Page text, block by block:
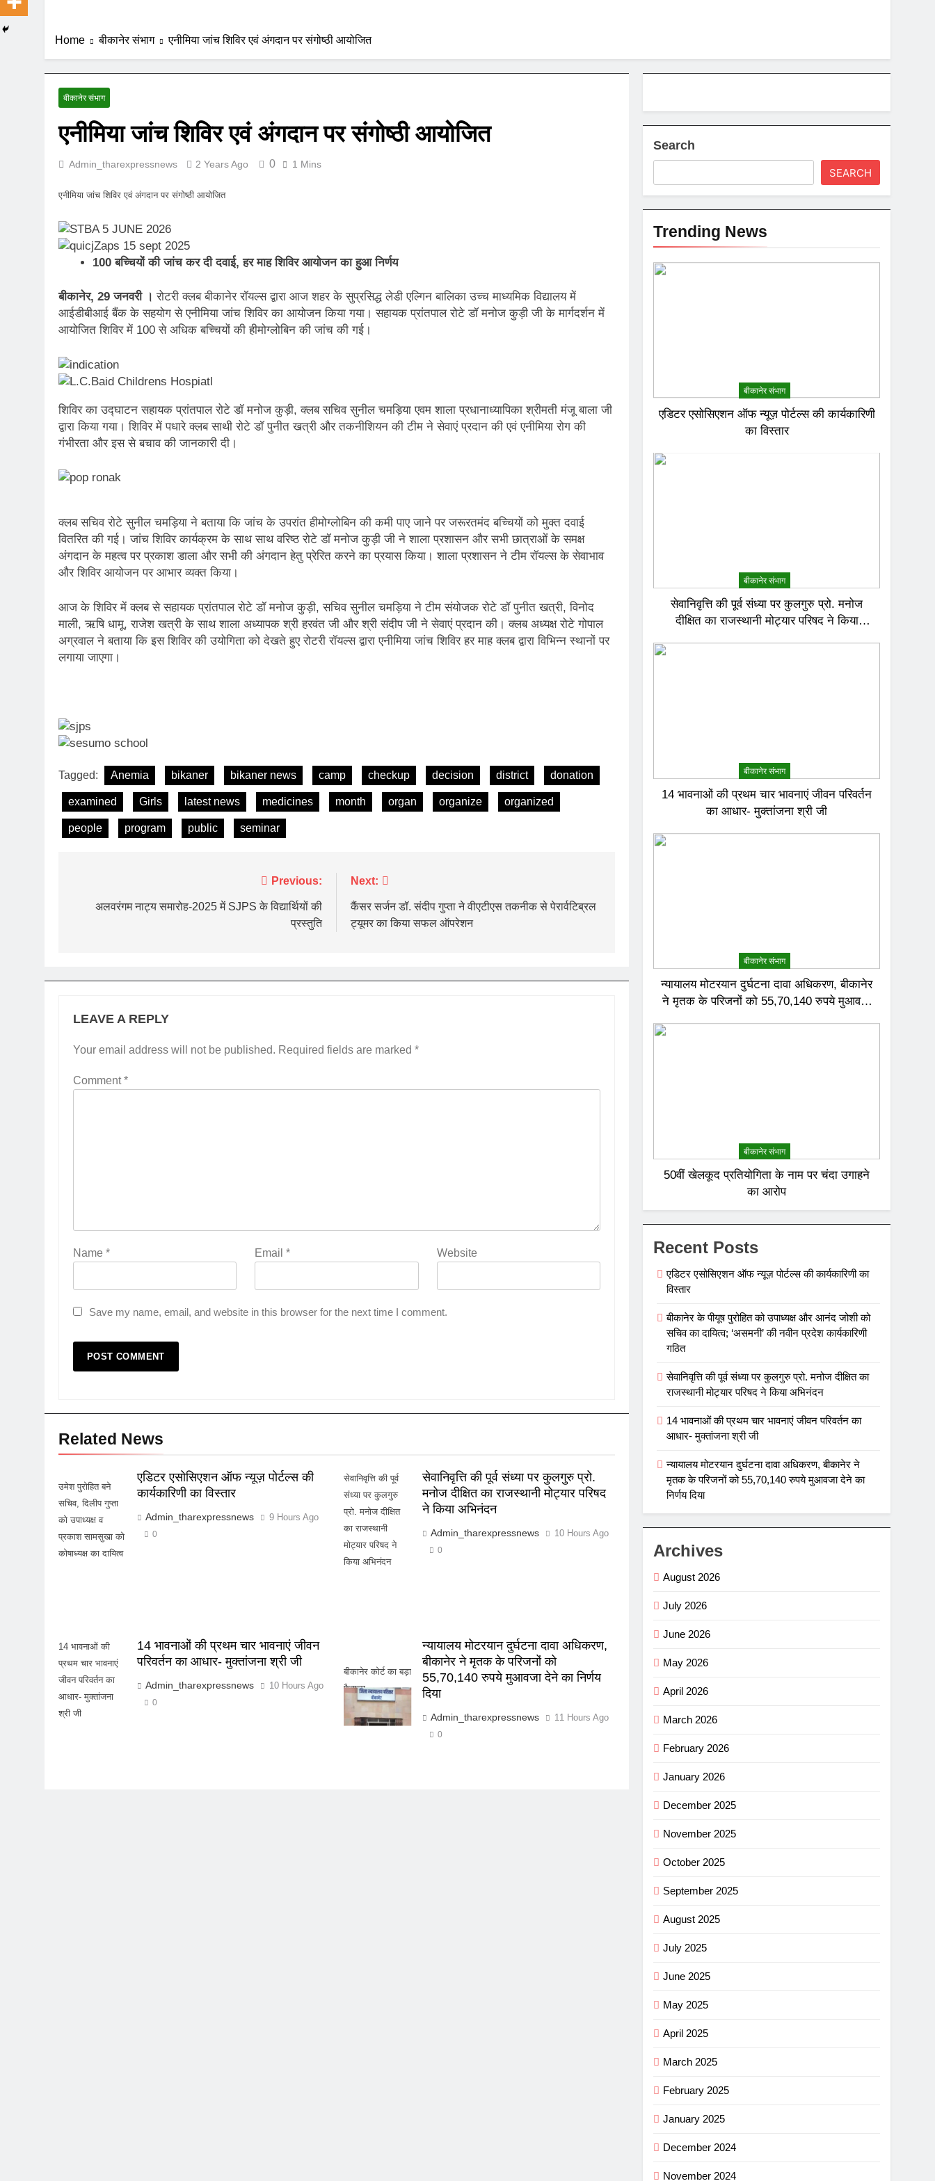
Home बीकानेर संभाग एनीमिया जांच शिविर एवं अंगदान पर संगोष्ठी आयोजित
बीकानेर संभाग
एनीमिया जांच शिविर एवं अंगदान पर संगोष्ठी आयोजित
Admin_tharexpressnews 2 Years Ago 0 1 Mins
एनीमिया जांच शिविर एवं अंगदान पर संगोष्ठी आयोजित
100 बच्चियों की जांच कर दी दवाई, हर माह शिविर आयोजन का हुआ निर्णय
बीकानेर, 29 जनवरी । रोटरी क्लब बीकानेर रॉयल्स द्वारा आज शहर के सुप्रसिद्ध लेडी एल्गिन बालिका उच्च माध्यमिक विद्यालय में
आईडीबीआई बैंक के सहयोग से एनीमिया जांच शिविर का आयोजन किया गया। सहायक प्रांतपाल रोटे डॉ मनोज कुड़ी जी के मार्गदर्शन में
आयोजित शिविर में 100 से अधिक बच्चियों की हीमोग्लोबिन की जांच की गई।
शिविर का उद्घाटन सहायक प्रांतपाल रोटे डॉ मनोज कुड़ी, क्लब सचिव सुनील चमड़िया एवम शाला प्रधानाध्यापिका श्रीमती मंजू बाला जी
द्वारा किया गया। शिविर में पधारे क्लब साथी रोटे डॉ पुनीत खत्री और तकनीशियन की टीम ने सेवाएं प्रदान की एवं एनीमिया रोग की
गंभीरता और इस से बचाव की जानकारी दी।
क्लब सचिव रोटे सुनील चमड़िया ने बताया कि जांच के उपरांत हीमोग्लोबिन की कमी पाए जाने पर जरूरतमंद बच्चियों को मुक्त दवाई
वितरित की गई। जांच शिविर कार्यक्रम के साथ साथ वरिष्ठ रोटे डॉ मनोज कुड़ी जी ने शाला प्रशासन और सभी छात्राओं के समक्ष
अंगदान के महत्व पर प्रकाश डाला और सभी की अंगदान हेतु प्रेरित करने का प्रयास किया। शाला प्रशासन ने टीम रॉयल्स के सेवाभाव
और शिविर आयोजन पर आभार व्यक्त किया।
आज के शिविर में क्लब से सहायक प्रांतपाल रोटे डॉ मनोज कुड़ी, सचिव सुनील चमड़िया ने टीम संयोजक रोटे डॉ पुनीत खत्री, विनोद
माली, ऋषि धामू, राजेश खत्री के साथ शाला अध्यापक श्री हरवंत जी और श्री संदीप जी ने सेवाएं प्रदान की। क्लब अध्यक्ष रोटे गोपाल
अग्रवाल ने बताया कि इस शिविर की उयोगिता को देखते हुए रोटरी रॉयल्स द्वारा एनीमिया जांच शिविर हर माह क्लब द्वारा विभिन्न स्थानों पर
लगाया जाएगा।
Tagged: Anemia bikaner bikaner news camp checkup decision district donation
examined Girls latest news medicines month organ organize organized
people program public seminar
navigation
Previous:
अलवरंगम नाट्य समारोह-2025 में SJPS के विद्यार्थियों की
प्रस्तुति
Next:
कैंसर सर्जन डॉ. संदीप गुप्ता ने वीएटीएस तकनीक से पेरार्वटिब्रल
ट्यूमर का किया सफल ऑपरेशन
LEAVE A REPLY
Your email address will not be published. Required fields are marked *
Comment*
Name * Email* Website
Save my name, email, and website in this browser for the next time I comment.
Related News
उमेश पुरोहित बने
सचिव, दिलीप गुप्ता
को उपाध्यक्ष व
प्रकाश सामसुखा को
कोषाध्यक्ष का दायित्व
एडिटर एसोसिएशन ऑफ न्यूज़ पोर्टल्स की
कार्यकारिणी का विस्तार
Admin_tharexpressnews 9 Hours Ago
0
सेवानिवृत्ति की पूर्व
संध्या पर कुलगुरु
प्रो. मनोज दीक्षित
का राजस्थानी
मोट्यार परिषद ने
किया अभिनंदन
सेवानिवृत्ति की पूर्व संध्या पर कुलगुरु प्रो.
मनोज दीक्षित का राजस्थानी मोट्यार परिषद
ने किया अभिनंदन
Admin_tharexpressnews 10 Hours Ago
0
14 भावनाओं की
प्रथम चार भावनाएं
जीवन परिवर्तन का
आधार- मुक्तांजना
श्री जी
14 भावनाओं की प्रथम चार भावनाएं जीवन
परिवर्तन का आधार- मुक्तांजना श्री जी
Admin_tharexpressnews 10 Hours Ago
0
बीकानेर कोर्ट का बड़ा
फैसला
न्यायालय मोटरयान दुर्घटना दावा अधिकरण,
बीकानेर ने मृतक के परिजनों को
55,70,140 रुपये मुआवजा देने का निर्णय
दिया
Admin_tharexpressnews 11 Hours Ago
0
Search
SEARCH
Trending News
बीकानेर संभाग
एडिटर एसोसिएशन ऑफ न्यूज़ पोर्टल्स की कार्यकारिणी
का विस्तार
बीकानेर संभाग
सेवानिवृत्ति की पूर्व संध्या पर कुलगुरु प्रो. मनोज
दीक्षित का राजस्थानी मोट्यार परिषद ने किया
बीकानेर संभाग
14 भावनाओं की प्रथम चार भावनाएं जीवन परिवर्तन
का आधार- मुक्तांजना श्री जी
बीकानेर संभाग
न्यायालय मोटरयान दुर्घटना दावा अधिकरण, बीकानेर
ने मृतक के परिजनों को 55,70,140 रुपये मुआवजा
बीकानेर संभाग
50वीं खेलकूद प्रतियोगिता के नाम पर चंदा उगाहने
का आरोप
Recent Posts
एडिटर एसोसिएशन ऑफ न्यूज़ पोर्टल्स की कार्यकारिणी का
विस्तार
बीकानेर के पीयूष पुरोहित को उपाध्यक्ष और आनंद जोशी को
सचिव का दायित्व; ‘असमनी’ की नवीन प्रदेश कार्यकारिणी
गठित
सेवानिवृत्ति की पूर्व संध्या पर कुलगुरु प्रो. मनोज दीक्षित का
राजस्थानी मोट्यार परिषद ने किया अभिनंदन
14 भावनाओं की प्रथम चार भावनाएं जीवन परिवर्तन का
आधार- मुक्तांजना श्री जी
न्यायालय मोटरयान दुर्घटना दावा अधिकरण, बीकानेर ने
मृतक के परिजनों को 55,70,140 रुपये मुआवजा देने का
निर्णय दिया
Archives
August 2026
July 2026
June 2026
May 2026
April 2026
March 2026
February 2026
January 2026
December 2025
November 2025
October 2025
September 2025
August 2025
July 2025
June 2025
May 2025
April 2025
March 2025
February 2025
January 2025
December 2024
November 2024